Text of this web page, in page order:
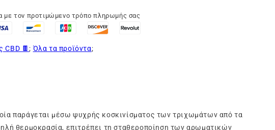
με τον προτιμώμενο τρόπο πληρωμής σας
CBD 🍫; Όλα τα προϊόντα;
παράγεται μέσω ψυχρής κοσκινίσματος των τριχωμάτων από τα
θερμοκρασία, επιτρέπει τη σταθεροποίηση των αρωματικών